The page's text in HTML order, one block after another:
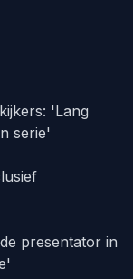
'Lang
serie'
presentator in